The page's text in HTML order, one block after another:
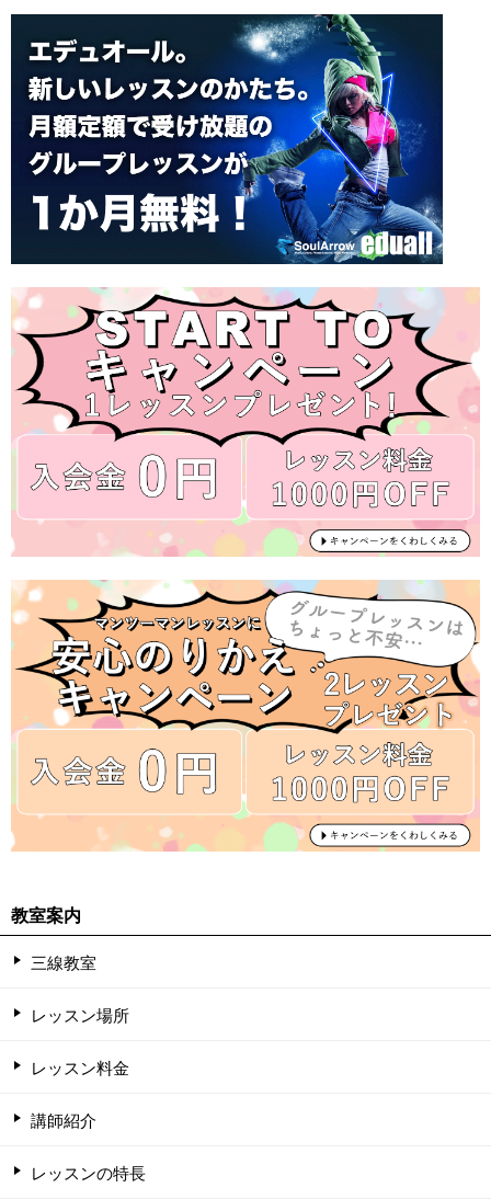
教室案内
三線教室
レッスン場所
レッスン料金
講師紹介
レッスンの特長